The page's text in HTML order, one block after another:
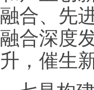
融合、先
融合深度
升，催生